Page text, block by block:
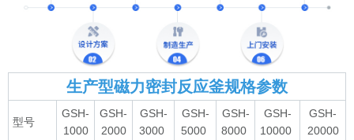
生产型磁力密封反应釜规格参数
型号
GSH-
1000
GSH-
2000
GSH-
3000
GSH-
5000
GSH-
8000
GSH-
10000
GSH-
20000